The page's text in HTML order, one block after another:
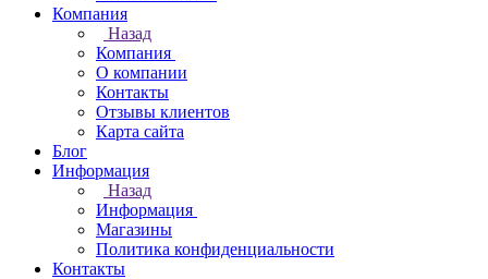
Компания
Назад
Компания
О компании
Контакты
Отзывы клиентов
Карта сайта
Блог
Информация
Назад
Информация
Магазины
Политика конфиденциальности
Контакты